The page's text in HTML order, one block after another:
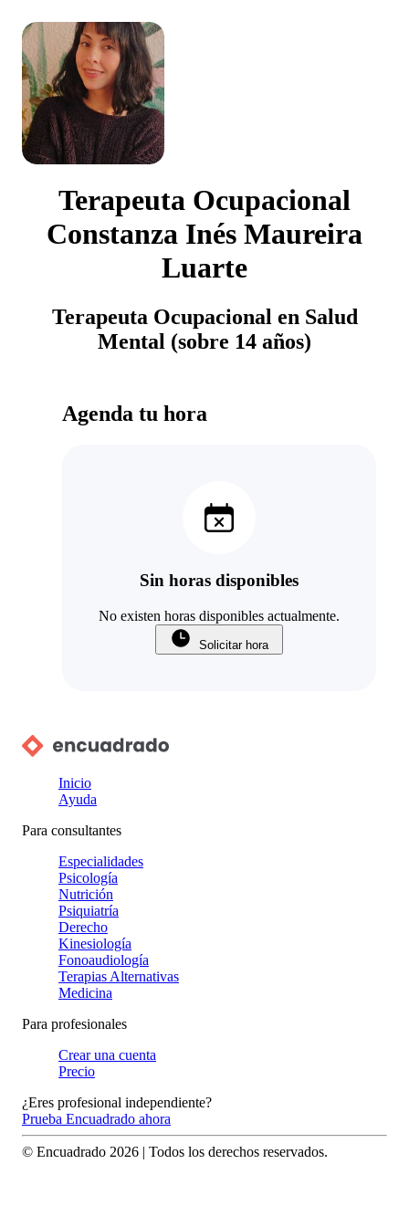
Terapeuta Ocupacional
Constanza Inés Maureira
Luarte
Terapeuta Ocupacional en Salud
Mental (sobre 14 años)
Agenda tu hora
Sin horas disponibles
No existen horas disponibles actualmente.
Solicitar hora
Inicio
Ayuda
Para consultantes
Especialidades
Psicología
Nutrición
Psiquiatría
Derecho
Kinesiología
Fonoaudiología
Terapias Alternativas
Medicina
Para profesionales
Crear una cuenta
Precio
¿Eres profesional independiente?
Prueba Encuadrado ahora
© Encuadrado 2026 | Todos los derechos reservados.